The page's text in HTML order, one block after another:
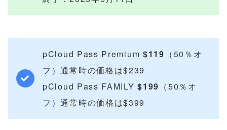
pCloud Pass Premium $119 （50％オ
フ）通常時の価格は$239
pCloud Pass FAMILY$199 （50％オ
フ）通常時の価格は$399